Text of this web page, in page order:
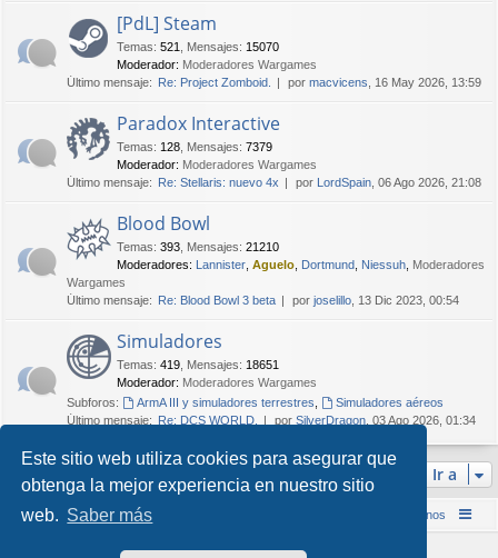
Este sitio web utiliza cookies para asegurar que
obtenga la mejor experiencia en nuestro sitio
web. Saber más
[PdL] Steam
Temas: 521 Mensajes: 15070
Moderador: Moderadores Wargames
Último mensaje: Re: Project Zomboid. por macvicens , 16 May 2026, 13:59
Paradox Interactive
Temas: 128 Mensajes: 7379
Moderador: Moderadores Wargames
Último mensaje: Re: Stellaris: nuevo 4x por LordSpain , 06 Ago 2026, 21:08
Blood Bowl
Temas: 393 Mensajes: 21210
Moderadores: Lannister Aguelo Dortmund Niessuh Moderadores
Wargames
Último mensaje: Re: Blood Bowl 3 beta por joselillo , 13 Dic 2023, 00:54
Simuladores
Temas: 419 Mensajes: 18651
Moderador: Moderadores Wargames
Subforos:
ArmA III y simuladores terrestres
Simuladores aéreos
Último mensaje: Re: DCS WORLD. por SilverDragon , 03 Ago 2026, 01:34
Ir a
Inicio (Web) Foro Punta de Lanza Wargames Contáctenos
Desarrollado porphpBB® Forum Software © phpBB Limited